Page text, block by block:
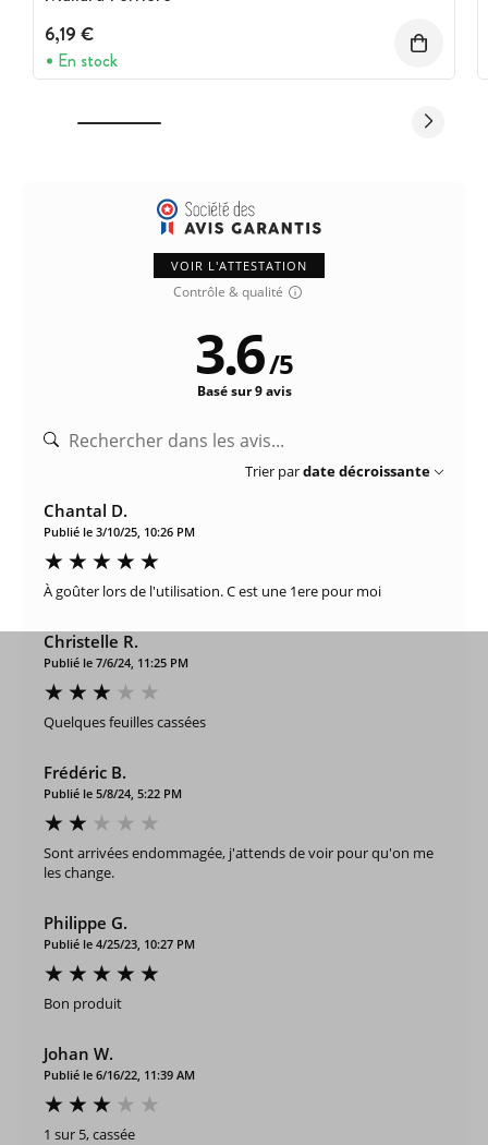
6,19 €
En stock
VOIR L'ATTESTATION
Contrôle & qualité
3.6/5
Basé sur 9 avis
Trier pardate décroissante
Chantal D.
Publié le 3/10/25, 10:26 PM
À goûter lors de l'utilisation. C est une 1ere pour moi
Christelle R.
Publié le 7/6/24, 11:25 PM
Quelques feuilles cassées
Frédéric B.
Publié le 5/8/24, 5:22 PM
Sont arrivées endommagée, j'attends de voir pour qu'on me
les change.
Philippe G.
Publié le 4/25/23, 10:27 PM
Bon produit
Johan W.
Publié le 6/16/22, 11:39 AM
1 sur 5, cassée